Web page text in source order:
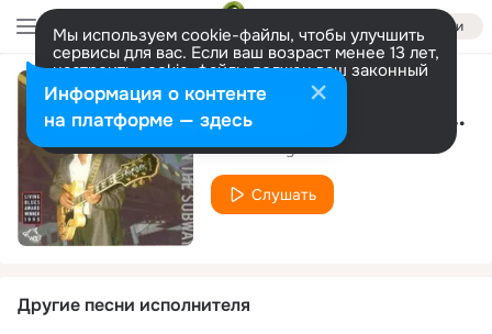
Войти
Мы используем cookie-файлы, чтобы улучшить
сервисы для вас. Если ваш возраст менее 13 лет,
настроить cookie-файлы должен ваш законный
представитель. Больше информации
Разрешить все Настроить Bad Taste In My Mouth
Vance Kelly
Слушать
Другие песни исполнителя
Информация о контенте
на платформе — здесь